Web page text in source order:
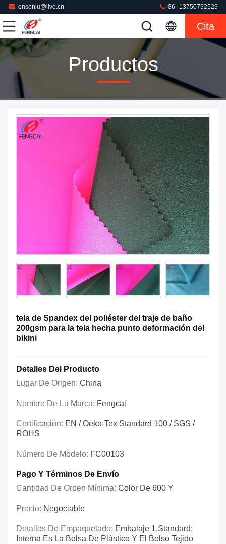
ensonlu@live.cn 86--13750792529
Cita
Productos
tela de Spandex del poliéster del traje de baño
200gsm para la tela hecha punto deformación del
bikini
Detalles Del Producto
Lugar De Origen: China
Nombre De La Marca: Fengcai
Certificación: EN / Oeko-Tex Standard 100 / SGS /
ROHS
Número De Modelo: FC00103
Pago Y Términos De Envío
Cantidad De Orden Mínima: Color De 600 Y
Precio: Negociable
Detalles De Empaquetado: Embalaje 1.Standard:
Interna Es La Bolsa De Plástico Y El Bolso Tejido